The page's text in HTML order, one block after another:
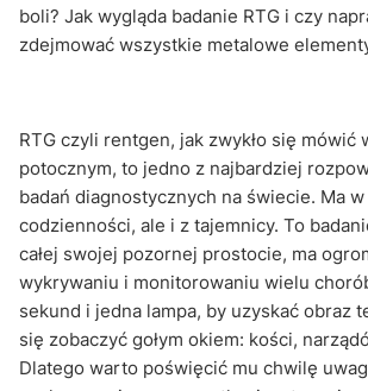
boli? Jak wygląda badanie RTG i czy
zdejmować wszystkie metalowe
RTG czyli rentgen, jak zwykło się mówić
potocznym, to jedno z najbardziej
badań diagnostycznych na świecie. Ma
codzienności, ale i z tajemnicy. To
całej swojej pozornej prostocie, ma
wykrywaniu i monitorowaniu wielu
sekund i jedna lampa, by uzyskać obraz
się zobaczyć gołym okiem: kości,
Dlatego warto poświęcić mu chwilę